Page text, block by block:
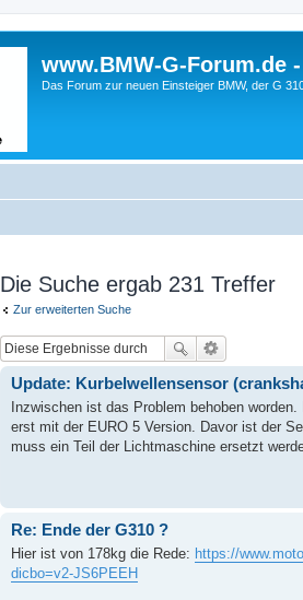
www.BMW-G-Forum.de
Das Forum zur neuen Einsteiger BMW, der G
Die Suche ergab 231 Treffer
Zur erweiterten Suche
Update: Kurbelwellensensor
Inzwischen ist das Problem behoben
erst mit der EURO 5 Version. Davor ist der
muss ein Teil der Lichtmaschine ersetzt
Re: Ende der G310 ?
Hier ist von 178kg die Rede: https://
dicbo=v2-JS6PEEH